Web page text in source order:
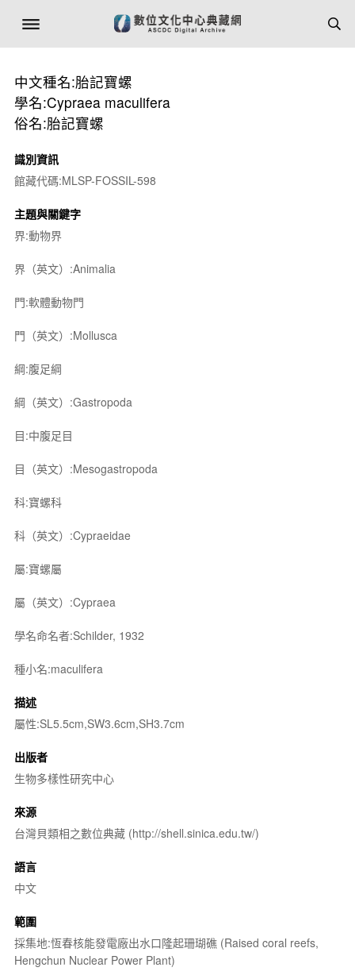
中文種名:胎記寶螺
學名:Cypraea maculifera
俗名:胎記寶螺
識別資訊
館藏代碼:MLSP-FOSSIL-598
主題與關鍵字
界:動物界
界（英文）:Animalia
門:軟體動物門
門（英文）:Mollusca
綱:腹足綱
綱（英文）:Gastropoda
目:中腹足目
目（英文）:Mesogastropoda
科:寶螺科
科（英文）:Cypraeidae
屬:寶螺屬
屬（英文）:Cypraea
學名命名者:Schilder, 1932
種小名:maculifera
描述
屬性:SL5.5cm,SW3.6cm,SH3.7cm
出版者
生物多樣性研究中心
來源
台灣貝類相之數位典藏 (http://shell.sinica.edu.tw/)
語言
中文
範圍
採集地:恆春核能發電廠出水口隆起珊瑚礁 (Raised coral reefs,
Hengchun Nuclear Power Plant)